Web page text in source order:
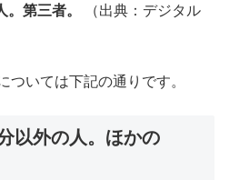
第三者。
（出典：デジタル
ついては下記の通りです。
以外の人。ほかの